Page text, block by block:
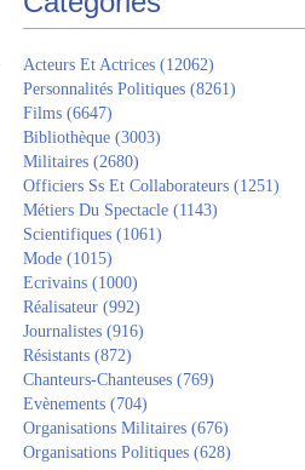
Acteurs Et Actrices (12062)
Personnalités Politiques (8261)
Films (6647)
Bibliothèque (3003)
Militaires (2680)
Officiers Ss Et Collaborateurs (1251)
Métiers Du Spectacle (1143)
Scientifiques (1061)
Mode (1015)
Ecrivains (1000)
Réalisateur (992)
Journalistes (916)
Résistants (872)
Chanteurs-Chanteuses (769)
Evènements (704)
Organisations Militaires (676)
Organisations Politiques (628)